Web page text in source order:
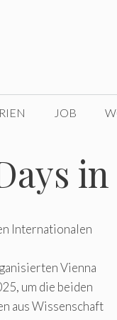
JOB
Internationalen
Vienna
um die beiden
aus Wissenschaft